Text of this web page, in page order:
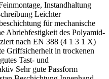
Instandhaltung
Leichter
für mechanische
Abriebfestigkeit des Polyamid-
nach EN 388 (4 1 3 1 X)
Griffsicherheit in trockenen
Tast- und
Sehr gute Passform